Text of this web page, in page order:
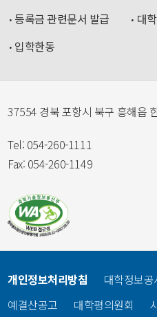
등록금 관련문서 발급
대
입학한동
37554 경북 포항시 북구 흥해읍
Tel: 054-260-1111
Fax: 054-260-1149
개인정보처리방침 대학정보공
예결산공고
대학평의원회